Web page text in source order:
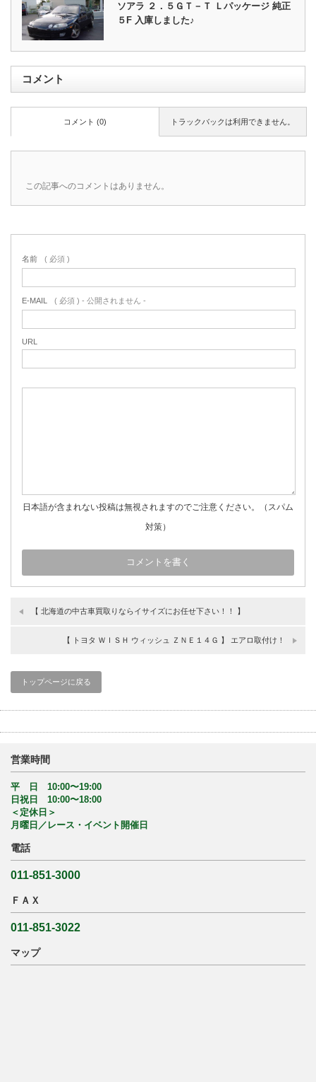
ソアラ ２．５ＧＴ－Ｔ Ｌパッケージ 純正
５F 入庫しました♪
コメント
トラックバックは利用できません。
コメント (0)
この記事へのコメントはありません。
名前 ( 必須 )
E-MAIL ( 必須 ) - 公開されません -
URL
日本語が含まれない投稿は無視されますのでご注意ください。（スパム
対策）
【 北海道の中古車買取りならイサイズにお任せ下さい！！ 】
【 トヨタ ＷＩＳＨ ウィッシュ ＺＮＥ１４Ｇ 】 エアロ取付け！
トップページに戻る
営業時間
平 日 10:00〜19:00
日祝日 10:00〜18:00
＜定休日＞
月曜日／レース・イベント開催日
電話
011-851-3000
ＦＡＸ
011-851-3022
マップ